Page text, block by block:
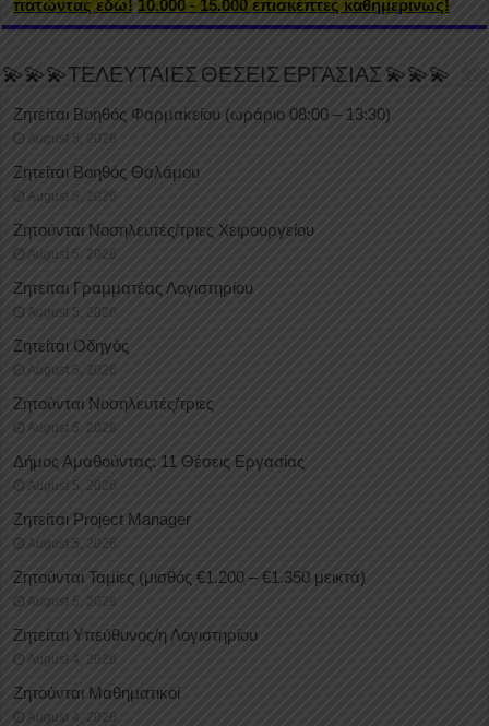
πατώντας εδώ! 10.000 - 15.000 επισκέπτες καθημερινώς!
💫💫💫ΤΕΛΕΥΤΑΙΕΣ ΘΕΣΕΙΣ ΕΡΓΑΣΙΑΣ 💫💫💫
Ζητείται Βοηθός Φαρμακείου (ωράριο 08:00 – 13:30)
August 5, 2026
Ζητείται Βοηθός Θαλάμου
August 5, 2026
Ζητούνται Νοσηλευτές/τριες Χειρουργείου
August 5, 2026
Ζητείται Γραμματέας Λογιστηρίου
August 5, 2026
Ζητείται Οδηγός
August 5, 2026
Ζητούνται Νοσηλευτές/τριες
August 5, 2026
Δήμος Αμαθούντας: 11 Θέσεις Εργασίας
August 5, 2026
Ζητείται Project Manager
August 5, 2026
Ζητούνται Ταμίες (μισθός €1.200 – €1.350 μεικτά)
August 5, 2026
Ζητείται Υπεύθυνος/η Λογιστηρίου
August 4, 2026
Ζητούνται Μαθηματικοί
August 4, 2026